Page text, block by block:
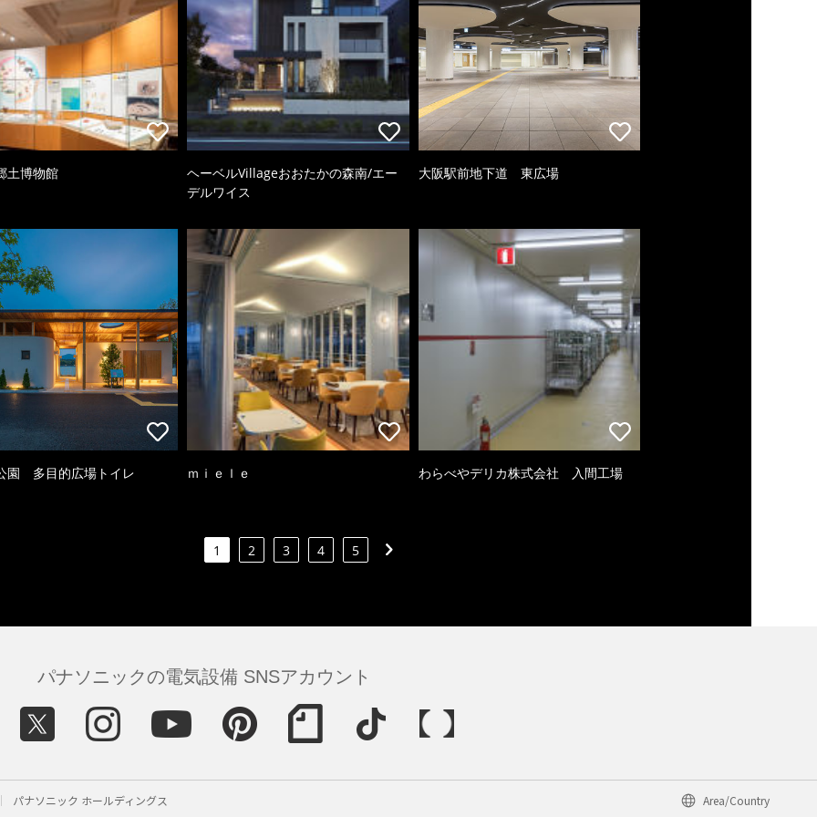
土博物館
ヘーベルVillageおおたかの森南/エー
デルワイス
大阪駅前地下道 東広場
園 多目的広場トイレ ｍｉｅｌｅ わらべやデリカ株式会社 入間工場
1 2 3 4 5
パナソニックの電気設備 SNSアカウント
パナソニック ホールディングス Area/Country